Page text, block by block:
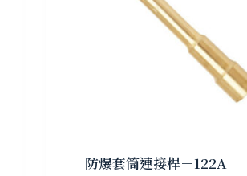
防爆套筒連接桿－122A